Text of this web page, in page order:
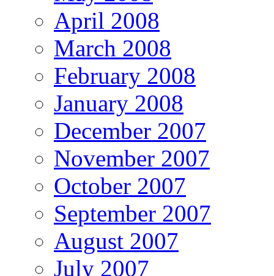
April 2008
March 2008
February 2008
January 2008
December 2007
November 2007
October 2007
September 2007
August 2007
July 2007